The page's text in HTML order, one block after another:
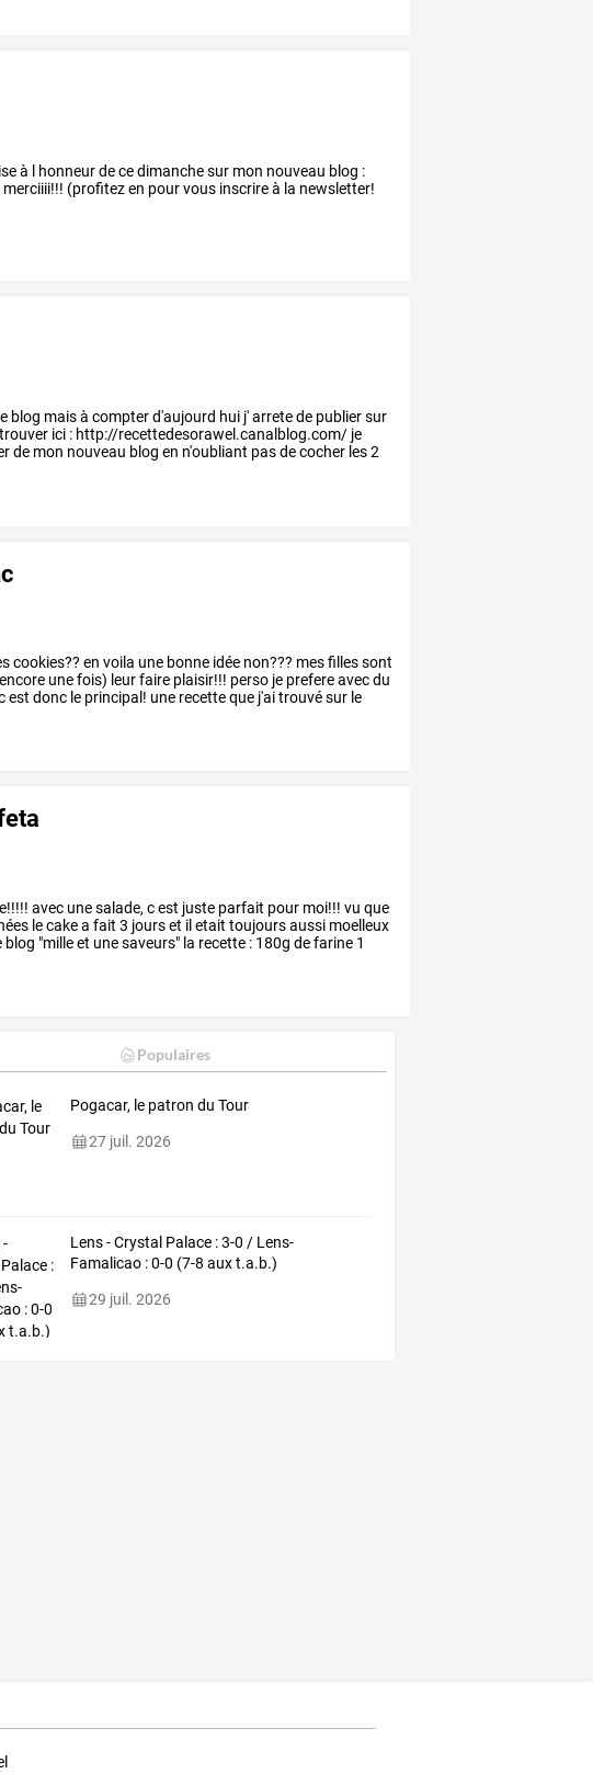
à l honneur de ce dimanche sur mon nouveau blog :
(profitez en pour vous inscrire à la newsletter!
blog maisà compterd'aujourd hui j'arretede publiersur
ici : http://recettedesorawel.canalblog.com/ je
de mon nouveau blog en n'oubliant pasdecocher les2
cookies?? en voila une bonne idée non??? mesfillessont
unefois) leurfaire plaisir!!! perso je prefereavecdu
est donc le principal! une recetteque j'aitrouvésur le
avec unesalade, cest juste parfait pour moi!!! vu que
lecakea fait 3 jourset iletait toujoursaussi moelleux
blog "milleet unesaveurs" la recette : 180g defarine 1
Populaires
Pogacar, le patron du Tour
27 juil. 2026
Lens - Crystal Palace : 3-0 / Lens-
Famalicao : 0-0 (7-8 aux t.a.b.)
29 juil. 2026